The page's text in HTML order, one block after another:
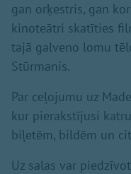
gan orķestris, gan
kinoteātri skatīties
tajā galveno lomu
Stūrmanis.
Par ceļojumu uz
kur pierakstījusi
biļetēm, bildēm un
Uz salas var